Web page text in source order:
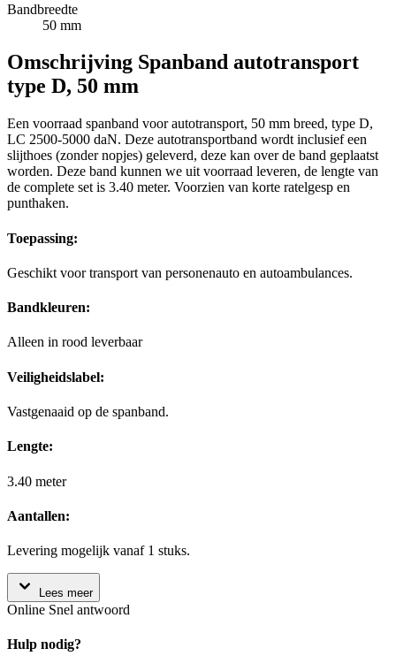
Bandbreedte
50 mm
Omschrijving Spanband autotransport
type D, 50 mm
Een voorraad spanband voor autotransport, 50 mm breed, type D,
LC 2500-5000 daN. Deze autotransportband wordt inclusief een
slijthoes (zonder nopjes) geleverd, deze kan over de band geplaatst
worden. Deze band kunnen we uit voorraad leveren, de lengte van
de complete set is 3.40 meter. Voorzien van korte ratelgesp en
punthaken.
Toepassing:
Geschikt voor transport van personenauto en autoambulances.
Bandkleuren:
Alleen in rood leverbaar
Veiligheidslabel:
Vastgenaaid op de spanband.
Lengte:
3.40 meter
Aantallen:
Levering mogelijk vanaf 1 stuks.
Lees meer
Online Snel antwoord
Hulp nodig?